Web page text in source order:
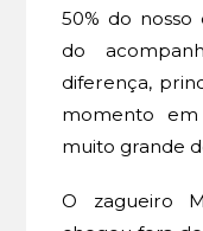
50% do nosso
do
diferença,
momento
muito grande
O zagueiro